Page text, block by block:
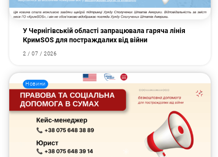
У Чернігівській області запрацювала гаряча лінія
КримSOS для постраждалих від війни
2 / 07 / 2026
Новини